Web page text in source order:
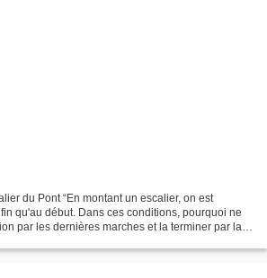
du Pont “En montant un escalier, on est
qu'au début. Dans ces conditions, pourquoi ne
par les dernières marches et la terminer par la